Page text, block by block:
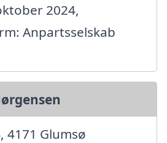
2024,
Anpartsselskab
4171 Glumsø